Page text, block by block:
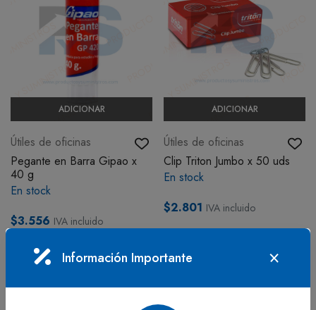
ADICIONAR
Útiles de oficinas
Pegante en Barra Gipao x
40 g
En stock
$3.556 IVA incluido
ADICIONAR
Útiles de oficinas
Clip Triton Jumbo x 50 uds
En stock
$2.801 IVA incluido
Información Importante